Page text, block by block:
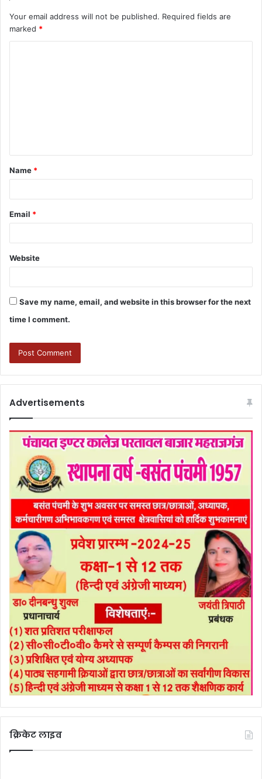
Your email address will not be published. Required fields are
marked *
Name *
Email *
Website
Save my name, email, and website in this browser for the next
time I comment.
Advertisements
क्रिकेट लाइव